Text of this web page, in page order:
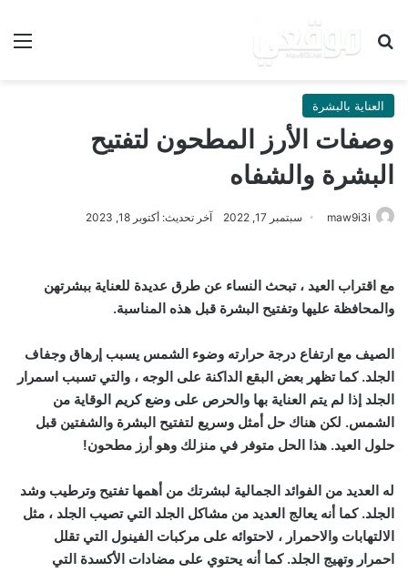
بحث عن
العناية بالبشرة
وصفات الأرز المطحون لتفتيح
البشرة والشفاه
maw9i3i سبتمبر 17, 2022 آخر تحديث: أكتوبر 18, 2023
مع اقتراب العيد ، تبحث النساء عن طرق عديدة للعناية ببشرتهن
والمحافظة عليها وتفتيح البشرة قبل هذه المناسبة.
الصيف مع ارتفاع درجة حرارته وضوء الشمس يسبب إرهاق وجفاف
الجلد. كما تظهر بعض البقع الداكنة على الوجه ، والتي تسبب اسمرار
الجلد إذا لم يتم العناية بها والحرص على وضع كريم الوقاية من
الشمس. لكن هناك حل أمثل وسريع لتفتيح البشرة والشفتين قبل
حلول العيد. هذا الحل متوفر في منزلك وهو أرز مطحون!
له العديد من الفوائد الجمالية لبشرتك من أهمها تفتيح وترطيب وشد
الجلد. كما أنه يعالج العديد من مشاكل الجلد التي تصيب الجلد ، مثل
الالتهابات والاحمرار ، لاحتوائه على مركبات الفينول التي تقلل
احمرار وتهيج الجلد. كما أنه يحتوي على مضادات الأكسدة التي